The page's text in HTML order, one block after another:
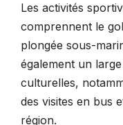
Les activités
comprennent le
plongée sous-
également un
culturelles,
des visites en bus
région.